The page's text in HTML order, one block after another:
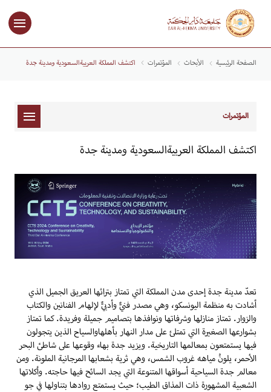
الصفحة الرئيسية الأبحاث المؤتمرات اكتشف المملكة العربيةالسعودية ومدينة جدة
المؤتمرات
اكتشف المملكة العربيةالسعودية ومدينة جدة
تعدّ مدينة جدة إحدى مدن المملكة التي تمتاز بتراثها العريق الجميل الذي
أشادت به منظمة اليونسكو، وهي مصدر فنيٌّ وأدبيٌّ لإلهام الفنانين والكتاب
والزوار. تمتاز منازلها وشرفاتها ونوافذها بتصاميم جميلة وفريدة. كما تمتاز
بشوارعها الصغيرة التي تمتلئ على مدار النهار بأهلهاوالسياح الذين يتجولون
فيها يستمتعون بمعالمها التاريخية. ويزيد جدة بهاء وقوعها على شاطئ البحر
الأحمر، يلونُ مياهه غروب الشمس، وهي ثرية بشعابها المرجانية الملونة. ومن
معالم جدة السياحية أسواقها المتنوعة التي يجد السائح فيها حاجته. وأكلاتها
الشعبية المشهورة ذات المذاق الطيب؛ حيث يستمتع روادها بتناولها في جو